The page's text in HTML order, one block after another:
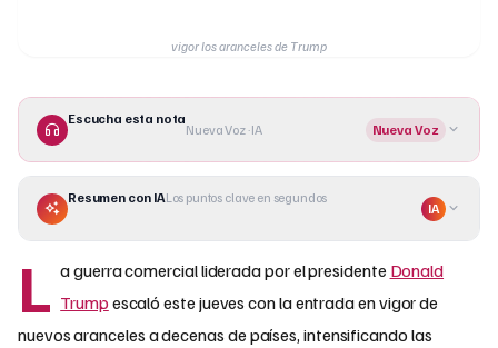
vigor los aranceles de Trump
Escucha esta nota
Nueva Voz · IA Nueva Voz
Resumen con IALos puntos clave en segundos
IA
L a guerra comercial liderada por el presidente Donald
Trump escaló este jueves con la entrada en vigor de
nuevos aranceles a decenas de países, intensificando las